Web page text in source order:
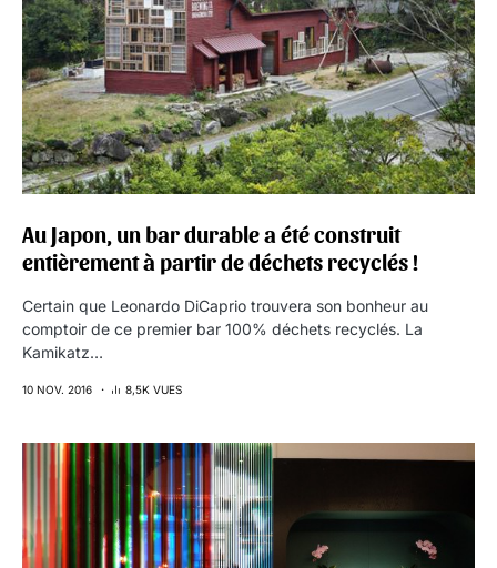
Au Japon, un bar durable a été construit
entièrement à partir de déchets recyclés !
Certain que Leonardo DiCaprio trouvera son bonheur au
comptoir de ce premier bar 100% déchets recyclés. La
Kamikatz…
10 NOV. 2016 8,5K VUES